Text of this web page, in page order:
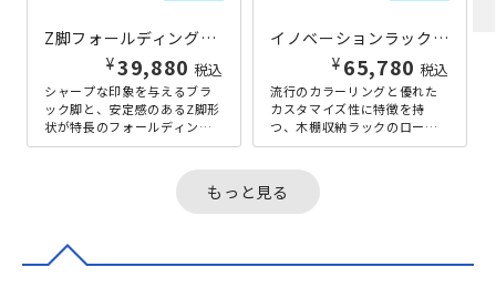
Z脚フォールディングテーブル NTZシリーズ W1800×D600×H720 ダークブラウン
¥39,880 税込
シャープな印象を与えるブラ
ック脚と、安定感のあるZ脚形
状が特長のフォールディング
テーブルです。幅1800×奥行
イノベーションラック 木棚収納タイプ W940×D450×H1000 ダークブラウン
¥ 65,780 税込
流行のカラーリングと優れた
カスタマイズ性に特徴を持
つ、木棚収納ラックのロータ
イプです。その名の通り、イ
ィスやリビン...
もっと見る